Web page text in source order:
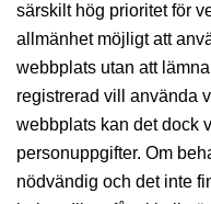
särskilt hög prioritet för
allmänhet möjligt att
webbplats utan att
registrerad vill använda
webbplats kan det dock
personuppgifter. Om
nödvändig och det inte